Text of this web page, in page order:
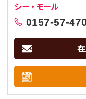
シー・モール
0157-57-